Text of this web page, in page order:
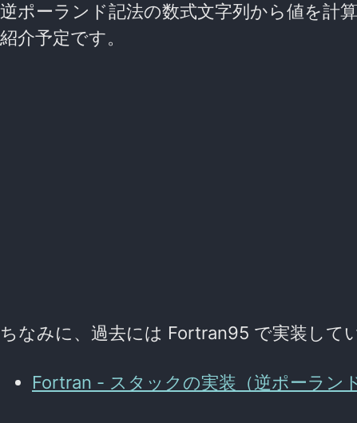
逆ポーランド記法の数式文字列から値を計
紹介予定です。
ちなみに、過去には Fortran95 で実装して
Fortran - スタックの実装（逆ポーラン